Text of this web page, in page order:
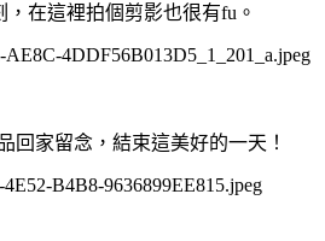
在這裡拍個剪影也很有fu。
回家留念，結束這美好的一天！